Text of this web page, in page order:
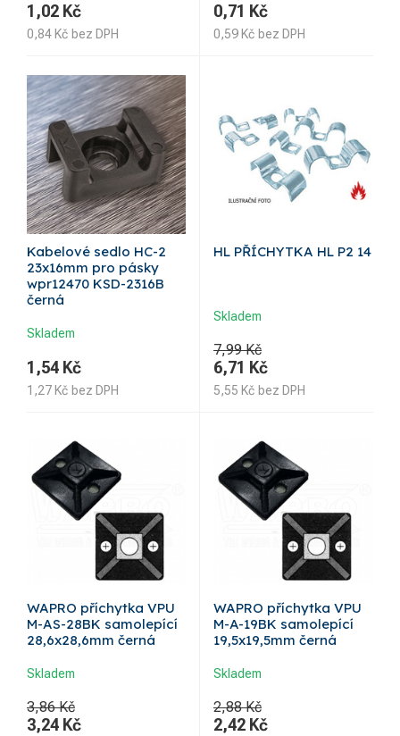
1,02 Kč
0,84 Kč bez DPH
0,71 Kč
0,59 Kč bez DPH
Kabelové sedlo HC-2
23x16mm pro pásky
wpr12470 KSD-2316B
černá
Skladem
1,54 Kč
1,27 Kč bez DPH
HL PŘÍCHYTKA HL P2 14
Skladem
7,99 Kč
6,71 Kč
5,55 Kč bez DPH
WAPRO příchytka VPU
M-AS-28BK samolepící
28,6x28,6mm černá
Skladem
3,86 Kč
3,24 Kč
WAPRO příchytka VPU
M-A-19BK samolepící
19,5x19,5mm černá
Skladem
2,88 Kč
2,42 Kč